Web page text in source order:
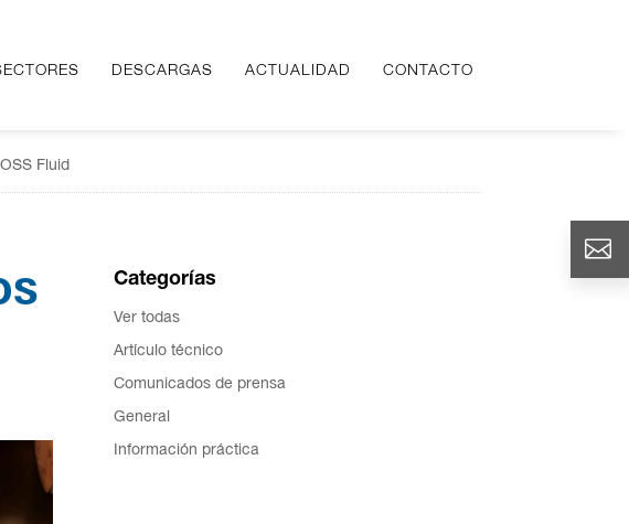
DESCARGAS ACTUALIDAD CONTACTO
DESCARGAS ACTUALIDAD CONTACTO
Fluid
Categorías
Ver todas
Artículo técnico
Comunicados de prensa
General
Información práctica